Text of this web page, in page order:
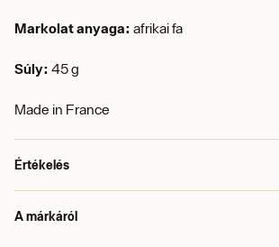
Markolat anyaga: afrikai fa
Súly: 45 g
Made in France
Értékelés
A márkáról